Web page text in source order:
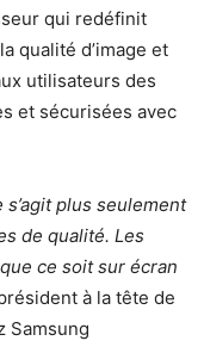
qui redéfinit
qualité d’image et
utilisateurs des
et sécurisées avec
plus seulement
de qualité. Les
ce soit sur écran
à la tête de
Samsung